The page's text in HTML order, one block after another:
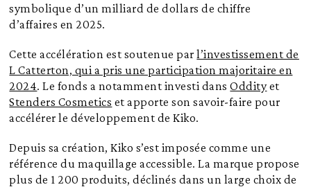
symbolique d’un milliard de dollars de chiffre
d’affaires en 2025.
Cette accélération est soutenue parl’investissement de
L Catterton, qui a pris une participation majoritaire en
2024. Le fonds a notamment investi dansOddityet
Stenders Cosmetics et apporte son savoir-faire pour
accélérer le développement de Kiko.
Depuis sa création, Kiko s’est imposée comme une
référence du maquillage accessible. La marque propose
plus de 1 200 produits, déclinés dans un large choix de